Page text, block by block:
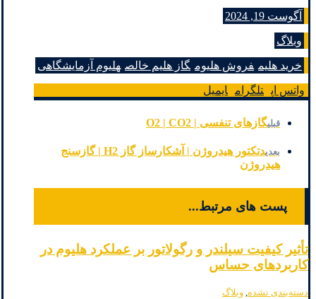
آگوست 19, 2024
وبلاگ
خرید هلیم فروش هلیوم گاز هلیم خالص هلیوم آزمایشگاهی
واتس اپ تلگرام ایمیل
قبلیگازهای تنفسی | O2 | CO2
بعدی
دتکتور هیدروژن | آشکارساز گاز H2 | گازسنج
هیدروژن
پست های مرتبط...
تأثیر کیفیت سیلندر و رگولاتور بر عملکرد هلیوم در
کاربردهای حساس
دسته‌بندی نشده, وبلاگ